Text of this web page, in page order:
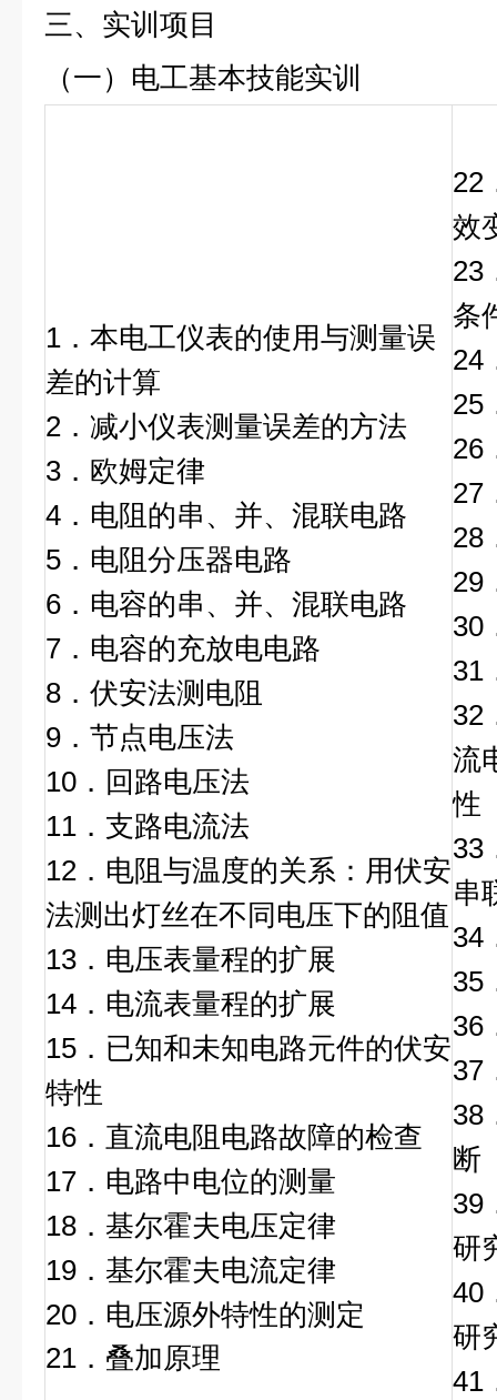
三、实训项目
（一）电工基本技能实训
1．本电工仪表的使用与测量误
差的计算
2．减小仪表测量误差的方法
3．欧姆定律
4．电阻的串、并、混联电路
5．电阻分压器电路
6．电容的串、并、混联电路
7．电容的充放电电路
8．伏安法测电阻
9．节点电压法
10．回路电压法
11．支路电流法
12．电阻与温度的关系：用伏安
法测出灯丝在不同电压下的阻值
13．电压表量程的扩展
14．电流表量程的扩展
15．已知和未知电路元件的伏安
特性
16．直流电阻电路故障的检查
17．电路中电位的测量
18．基尔霍夫电压定律
19．基尔霍夫电流定律
20．电压源外特性的测定
21．叠加原理
22
效
23
条
24
25
26
27
28
29
30
31
32
流
性
33
串
34
35
36
37
38
断
39
研
40
研
41